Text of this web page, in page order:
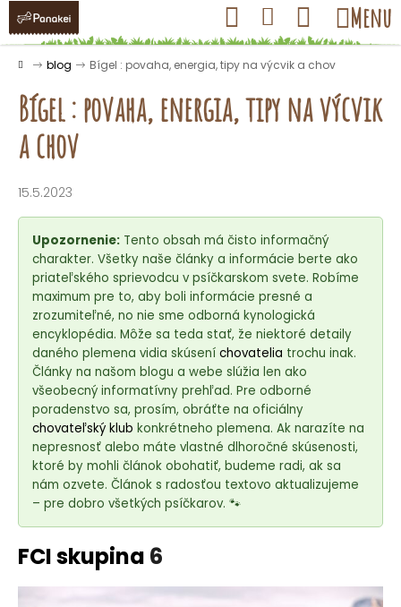
Prejsť
obsah
Hľadať Prihlásenie
Nákupný
košík
Menu
Domov
blog Bígel : povaha, energia, tipy na výcvik a chov
Bígel : povaha, energia, tipy na výcvik
a chov
15.5.2023
Upozornenie: Tento obsah má čisto informačný
charakter. Všetky naše články a informácie berte ako
priateľského sprievodcu v psíčkarskom svete. Robíme
maximum pre to, aby boli informácie presné a
zrozumiteľné, no nie sme odborná kynologická
encyklopédia. Môže sa teda stať, že niektoré detaily
daného plemena vidia skúsení chovatelia trochu inak.
Články na našom blogu a webe slúžia len ako
všeobecný informatívny prehľad. Pre odborné
poradenstvo sa, prosím, obráťte na oficiálny
chovateľský klub konkrétneho plemena. Ak narazíte na
nepresnosť alebo máte vlastné dlhoročné skúsenosti,
ktoré by mohli článok obohatiť, budeme radi, ak sa
nám ozvete. Článok s radosťou textovo aktualizujeme
– pre dobro všetkých psíčkarov. 🐾
FCI skupina 6
K
o Späť
Späť
o
p
á
j
s
ť
?